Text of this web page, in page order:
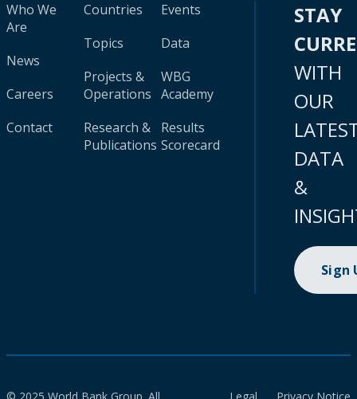
Who We
Are
News
Careers
Contact
Countries
Topics
Projects &
Operations
Research &
Publications
Events
Data
WBG
Academy
Results
Scorecard
STAY
WITH
OUR
DATA
&
Sign